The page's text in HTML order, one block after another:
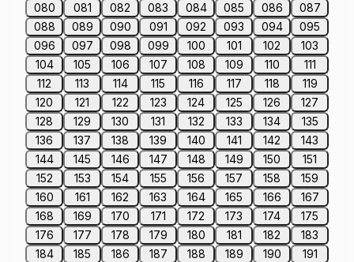
080
081 082 083 084 085 086
087
088
089 090 091 092 093 094
095
096
097 098 099 100 101 102
103
104
105 106 107 108 109 110
111
112
113 114 115 116 117 118
119
120
121 122 123 124 125 126
127
128
129 130 131 132 133 134
135
136
137 138 139 140 141 142
143
144
145 146 147 148 149 150
151
152
153 154 155 156 157 158
159
160
161 162 163 164 165 166
167
168
169 170 171 172 173 174
175
176
177 178 179 180 181 182
183
184
185 186 187 188 189 190
191